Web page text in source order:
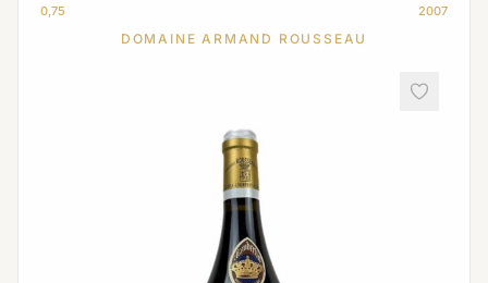
0,75 2007
DOMAINE ARMAND ROUSSEAU